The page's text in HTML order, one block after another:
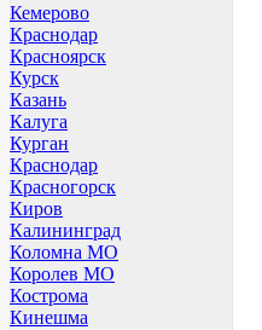
Кемерово
Краснодар
Красноярск
Курск
Казань
Калуга
Курган
Краснодар
Красногорск
Киров
Калининград
Коломна МО
Королев МО
Кострома
Кинешма